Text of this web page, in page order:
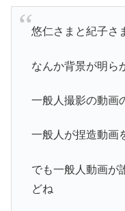
悠仁さまと紀子さ
なんか背景が明ら
一般人撮影の動画
一般人が捏造動画
でも一般人動画が
どね